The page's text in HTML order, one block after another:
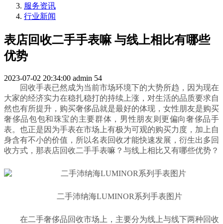
服务资讯
行业新闻
表店回收二手手表嘛 与线上相比有哪些
优势
2023-07-02 20:34:00 admin 54
回收手表已然成为当前市场环境下的大势所趋，因为现在
大家的经济实力在稳扎稳打的持续上涨，对生活的品质要求自
然也有所提升，购买奢侈品就是最好的体现，女性朋友是购买
奢侈品包包和珠宝的主要群体，男性朋友则更偏向奢侈品手
表。也正是因为手表在市场上有极为可观的购买力度，加上自
身含有不小的价值，所以名表回收才能快速发展，衍生出多回
收方式，那表店回收二手手表嘛？与线上相比又有哪些优势？
二手沛纳海LUMINOR系列手表图片
在二手奢侈品回收市场上，主要分为线上与线下两种回收